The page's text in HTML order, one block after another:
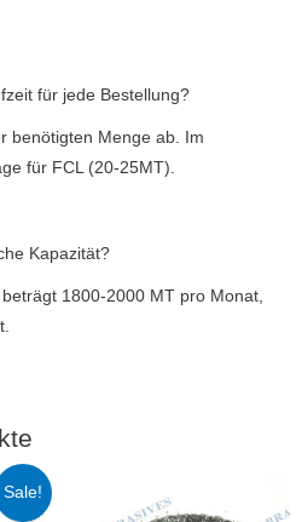
für jede Bestellung?
benötigten Menge ab.
Im
für FCL (20-25MT).
Kapazität?
1800-2000 MT pro Monat,
Sale!